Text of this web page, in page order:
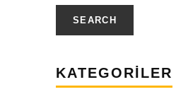
SEARCH
KATEGORILER